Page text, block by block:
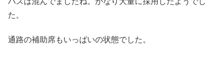
た。
通路の補助席もいっぱいの状態でした。